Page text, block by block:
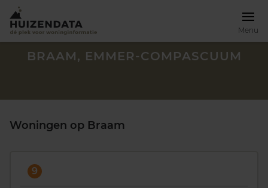
Menu
BRAAM, EMMER-COMPASCUUM
Woningen op Braam
9